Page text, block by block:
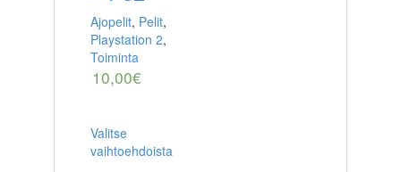
Ajopelit, Pelit,
Playstation 2,
Toiminta
10,00€
Valitse
vaihtoehdoista